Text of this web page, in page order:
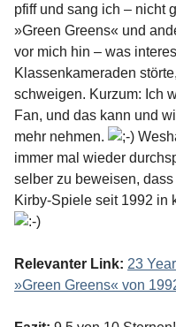
pfiff und sang ich – nicht
»Green Greens« und
vor mich hin – was
Klassenkameraden
schweigen. Kurzum: Ich
Fan, und das kann und
mehr nehmen.
immer mal wieder
selber zu beweisen,
Kirby-Spiele seit 1992 in
Relevanter Link: 23
»Green Greens« von